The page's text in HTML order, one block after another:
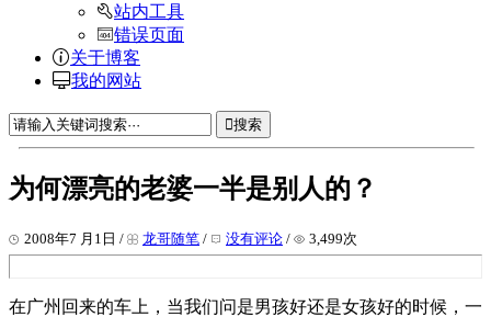
站内工具
错误页面
关于博客
我的网站
搜索
为何漂亮的老婆一半是别人的？
2008年7 月1日 / 龙哥随笔 / 没有评论 / 3,499次
在广州回来的车上，当我们问是男孩好还是女孩好的时候，一